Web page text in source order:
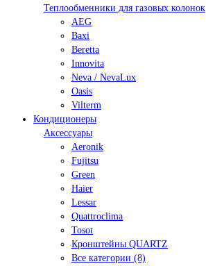
Теплообменники для газовых колонок
AEG
Baxi
Beretta
Innovita
Neva / NevaLux
Oasis
Vilterm
Кондиционеры
Аксессуары
Aeronik
Fujitsu
Green
Haier
Lessar
Quattroclima
Tosot
Кронштейны QUARTZ
Все категории (8)